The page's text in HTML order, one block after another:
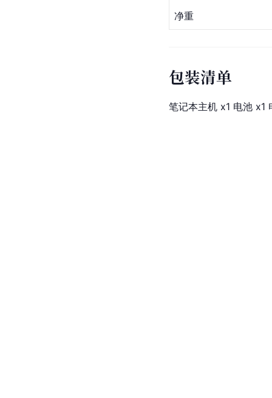
净重
包装清单
笔记本主机 x1 电池 x1